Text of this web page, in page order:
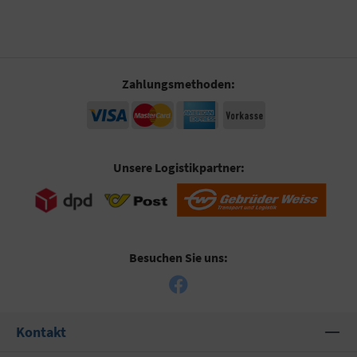
Zahlungsmethoden:
Unsere Logistikpartner:
Besuchen Sie uns:
Kontakt